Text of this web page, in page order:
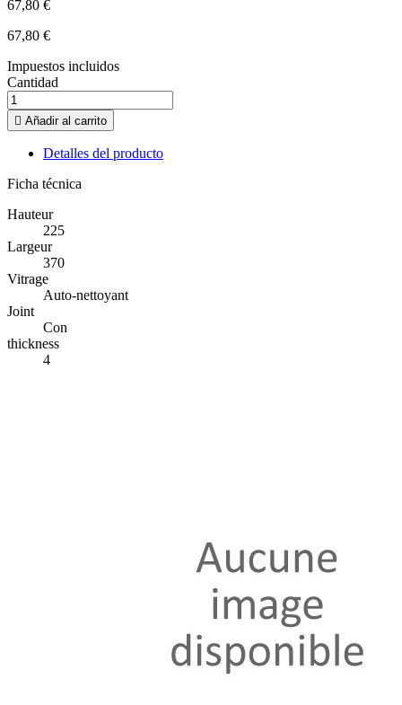
67,80 €
67,80 €
Impuestos incluidos
Cantidad
 Añadir al carrito
Detalles del producto
Ficha técnica
Hauteur
225
Largeur
370
Vitrage
Auto-nettoyant
Joint
Con
thickness
4